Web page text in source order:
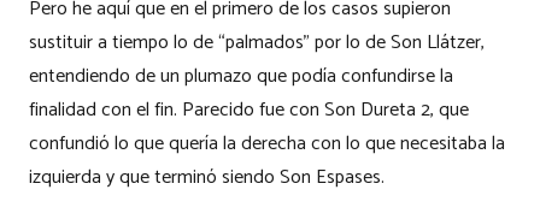
Pero he aquí que en el primero de los casos supieron
sustituir a tiempo lo de “palmados” por lo de Son Llátzer,
entendiendo de un plumazo que podía confundirse la
finalidad con el fin. Parecido fue con Son Dureta 2, que
confundió lo que quería la derecha con lo que necesitaba la
izquierda y que terminó siendo Son Espases.